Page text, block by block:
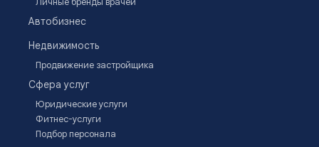
Автобизнес
Недвижимость
Продвижение застройщика
Сфера услуг
Юридические услуги
Фитнес-услуги
Подбор персонала